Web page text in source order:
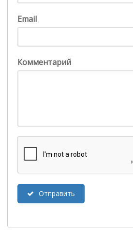
Email
Комментарий
Отправить